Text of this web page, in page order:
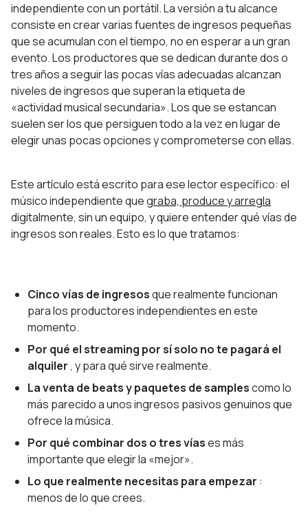
independiente con un portátil. La versión a tu alcance
consiste en crear varias fuentes de ingresos pequeñas
que se acumulan con el tiempo, no en esperar a un gran
evento. Los productores que se dedican durante dos o
tres años a seguir las pocas vías adecuadas alcanzan
niveles de ingresos que superan la etiqueta de
«actividad musical secundaria». Los que se estancan
suelen ser los que persiguen todo a la vez en lugar de
elegir unas pocas opciones y comprometerse con ellas.
Este artículo está escrito para ese lector específico: el
músico independiente quegraba, produce y arregla
digitalmente, sin un equipo, y quiere entender qué vías de
ingresos son reales. Esto es lo que tratamos:
Cinco vías de ingresosque realmente funcionan
para los productores independientes en este
momento.
Por qué el streaming por sí solo no te pagará el
alquiler, y para qué sirve realmente.
La venta de beats y paquetes de samplescomo lo
más parecido a unos ingresos pasivos genuinos que
ofrece la música.
Por qué combinar dos o tres víases más
importante que elegir la «mejor».
Lo que realmente necesitas para empezar :
menos de lo que crees.